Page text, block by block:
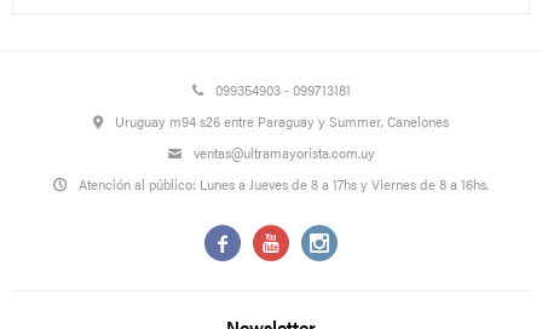
099354903 - 099713181
Uruguay m94 s26 entre Paraguay y Summer, Canelones
ventas@ultramayorista.com.uy
Atención al público: Lunes a Jueves de 8 a 17hs y Viernes de 8 a 16hs.
  